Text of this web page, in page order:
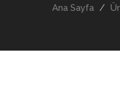
Ana Sayfa